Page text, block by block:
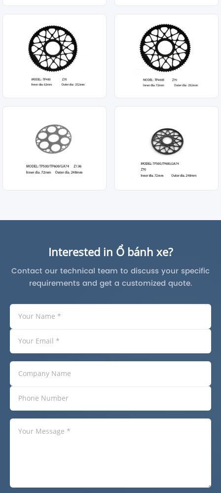
Interested in Ổ bánh xe?
Contact our technical team to discuss your specific
requirements and get a customized quote.